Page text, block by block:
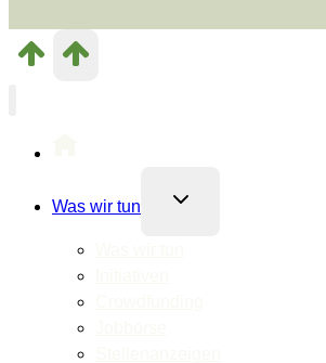
Was wir tun
Untermenü